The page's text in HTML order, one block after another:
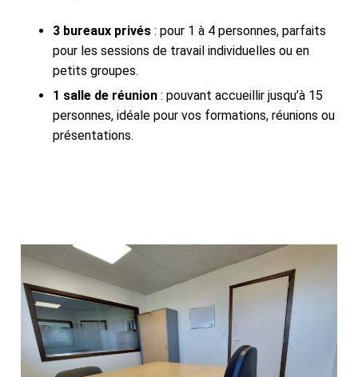
3 bureaux privés : pour 1 à 4 personnes, parfaits
pour les sessions de travail individuelles ou en
petits groupes.
1 salle de réunion : pouvant accueillir jusqu’à 15
personnes, idéale pour vos formations, réunions ou
présentations.